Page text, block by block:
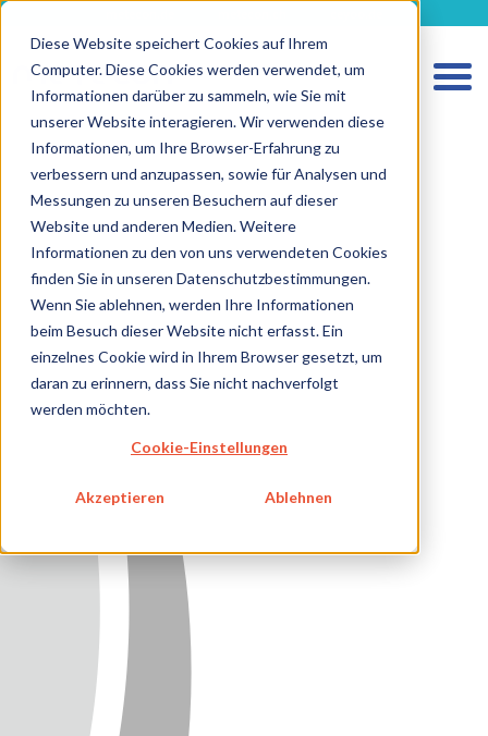
Diese Website speichert Cookies auf Ihrem
Computer. Diese Cookies werden verwendet, um
Informationen darüber zu sammeln, wie Sie mit
unserer Website interagieren. Wir verwenden diese
Informationen, um Ihre Browser-Erfahrung zu
verbessern und anzupassen, sowie für Analysen und
Messungen zu unseren Besuchern auf dieser
Website und anderen Medien. Weitere
Informationen zu den von uns verwendeten Cookies
finden Sie in unseren Datenschutzbestimmungen.
Wenn Sie ablehnen, werden Ihre Informationen
beim Besuch dieser Website nicht erfasst. Ein
einzelnes Cookie wird in Ihrem Browser gesetzt, um
daran zu erinnern, dass Sie nicht nachverfolgt
werden möchten.
Cookie-Einstellungen
Akzeptieren Ablehnen
HOME
LEISTUNGEN MEDIZINPRODUKTE
LEISTUNGEN IVD
ÜBER UNS
BLOG
KONTAKT
SITEMAP